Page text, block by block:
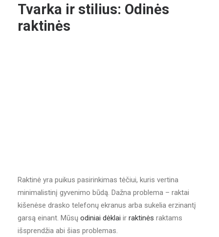
Tvarka ir stilius: Odinės
raktinės
Raktinė yra puikus pasirinkimas tėčiui, kuris vertina
minimalistinį gyvenimo būdą. Dažna problema – raktai
kišenėse drasko telefonų ekranus arba sukelia erzinantį
garsą einant. Mūsų odiniai dėklai ir raktinės raktams
išsprendžia abi šias problemas.